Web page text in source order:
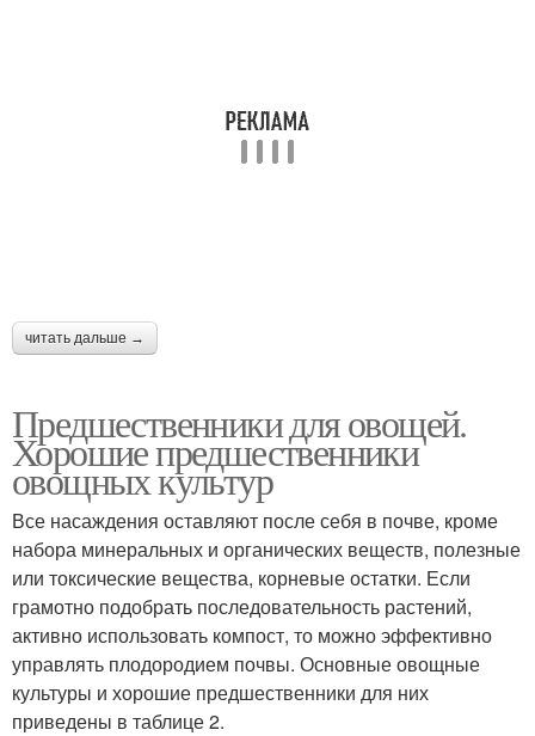
читать дальше →
Предшественники для овощей.
Хорошие предшественники
овощных культур
Все насаждения оставляют после себя в почве, кроме
набора минеральных и органических веществ, полезные
или токсические вещества, корневые остатки. Если
грамотно подобрать последовательность растений,
активно использовать компост, то можно эффективно
управлять плодородием почвы. Основные овощные
культуры и хорошие предшественники для них
приведены в таблице 2.